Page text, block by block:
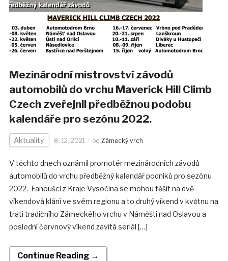
Mezinárodní mistrovství závodů
automobilů do vrchu Maverick Hill Climb
Czech zveřejnil předběžnou podobu
kalendáře pro sezónu 2022.
Aktuality 8. 12. 2021 od Zámecký vrch
V těchto dnech oznámil promotér mezinárodních závodů
automobilů do vrchu předběžný kalendář podniků pro sezónu
2022. Fanoušci z Kraje Vysočina se mohou těšit na dvě
víkendová klání ve svém regionu a to druhý víkend v květnu na
trati tradičního Zámeckého vrchu v Náměšti nad Oslavou a
poslední červnový víkend zavítá seriál […]
Continue Reading →